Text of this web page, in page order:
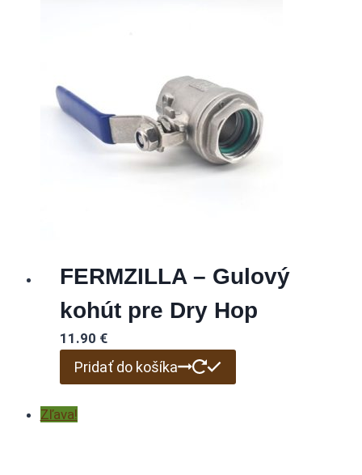
FERMZILLA – Gulový
kohút pre Dry Hop
11.90 €
Pridať do košíka
Zľava!